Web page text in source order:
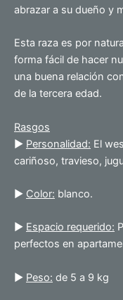
abrazar a su dueño y
Esta raza es por
forma fácil de hacer
una buena relación
de la tercera edad.
Rasgos
► Personalidad: El
cariñoso, travieso,
► Color: blanco.
► Espacio requerido:
perfectos en
► Peso: de 5 a 9 kg